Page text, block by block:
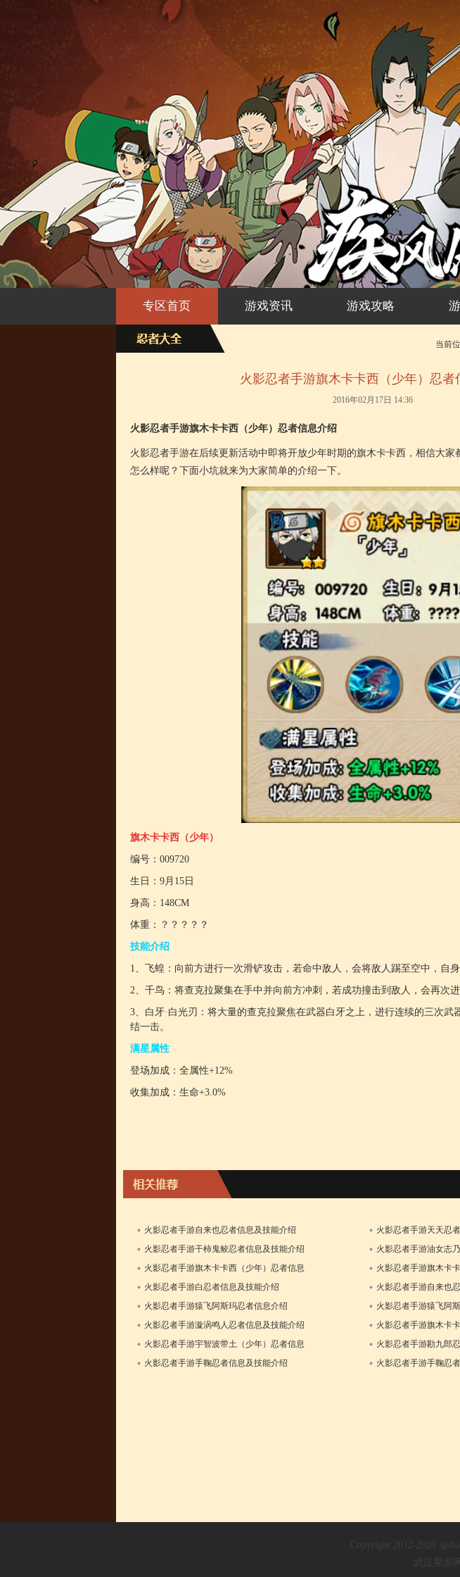
专区首页 游戏资讯 游戏攻略
当前
火影忍者手游旗木卡卡西（少年）忍者
2016年02月17日 14:36
火影忍者手游旗木卡卡西（少年）忍者信息介绍
火影忍者手游在后续更新活动中即将开放少年时期的旗木卡卡西，相信大
怎么样呢？下面小坑就来为大家简单的介绍一下。
旗木卡卡西（少年）
编号：009720
生日：9月15日
身高：148CM
体重：？？？？？
技能介绍
1、飞蝗：向前方进行一次滑铲攻击，若命中敌人，会将敌人踢至空中，自
2、千鸟：将查克拉聚集在手中并向前方冲刺，若成功撞击到敌人，会再次
3、白牙·白光刃：将大量的查克拉聚焦在武器白牙之上，进行连续的三次武
结一击。
满星属性
登场加成：全属性+12%
收集加成：生命+3.0%
火影忍者手游自来也忍者信息及技能介绍
火影忍者手游干柿鬼鲛忍者信息及技能介绍
火影忍者手游旗木卡卡西（少年）忍者信息
介绍
火影忍者手游白忍者信息及技能介绍
火影忍者手游猿飞阿斯玛忍者信息介绍
火影忍者手游漩涡鸣人忍者信息及技能介绍
火影忍者手游宇智波带土（少年）忍者信息
介绍
火影忍者手游手鞠忍者信息及技能介绍
火影忍者手游天天忍
火影忍者手游油女志
火影忍者手游旗木卡
介绍
火影忍者手游自来也
火影忍者手游猿飞阿
火影忍者手游旗木卡
火影忍者手游勘九郎
火影忍者手游手鞠忍
Copyright 2012-2020